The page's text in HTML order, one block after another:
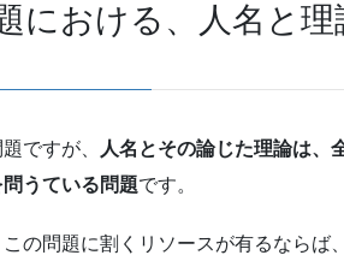
における、人名と
ですが、 人名とその論じた理論は、
うている問題です。
の問題に割くリソースが有るならば